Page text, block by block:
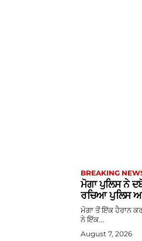
BREAKING
ਮੋਗਾ ਪੁਲਿਸ ਨੇ
ਰਚਿਆ ਪੁਲਿਸ
ਮੋਗਾ ਤੋਂ ਇੱਕ ਹੈਰਾਨ
ਨੇ ਇੱਕ...
August 7, 2026